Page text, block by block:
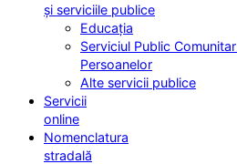
și serviciile publice
Educația
Serviciul Public
Persoanelor
Alte servicii publice
Servicii
online
Nomenclatura
stradală